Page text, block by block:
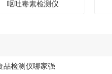
呕吐毒素检测仪
品检测仪哪家强